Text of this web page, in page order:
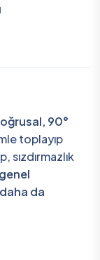
90°
toplayıp
sızdırmazlık
genel
da